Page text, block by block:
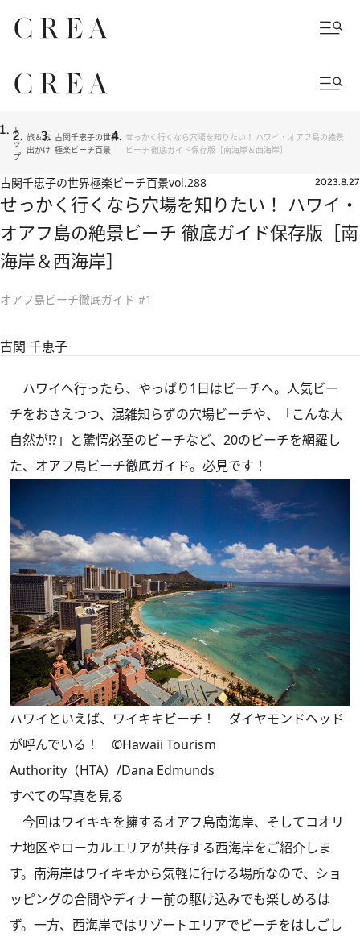
ト
ッ
プ
旅＆お
出かけ
古関千恵子の世界
極楽ビーチ百景
せっかく行くなら穴場を知りたい！ ハワイ・オアフ島の絶景
ビーチ 徹底ガイド保存版［南海岸＆西海岸］
古関千恵子の世界極楽ビーチ百景vol.288 2023.8.27
せっかく行くなら穴場を知りたい！ ハワイ・
オアフ島の絶景ビーチ 徹底ガイド保存版［南
海岸＆西海岸］
オアフ島ビーチ徹底ガイド #1
古関 千恵子
ハワイへ行ったら、やっぱり1日はビーチへ。人気ビー
チをおさえつつ、混雑知らずの穴場ビーチや、「こんな大
自然が!?」と驚愕必至のビーチなど、20のビーチを網羅し
た、オアフ島ビーチ徹底ガイド。必見です！
ハワイといえば、ワイキキビーチ！ ダイヤモンドヘッド
が呼んでいる！ ©Hawaii Tourism
Authority（HTA）/Dana Edmunds
すべての写真を見る
今回はワイキキを擁するオアフ島南海岸、そしてコオリ
ナ地区やローカルエリアが共存する西海岸をご紹介しま
す。南海岸はワイキキから気軽に行ける場所なので、ショ
ッピングの合間やディナー前の駆け込みでも楽しめるは
ず。一方、西海岸ではリゾートエリアでビーチをはしごし